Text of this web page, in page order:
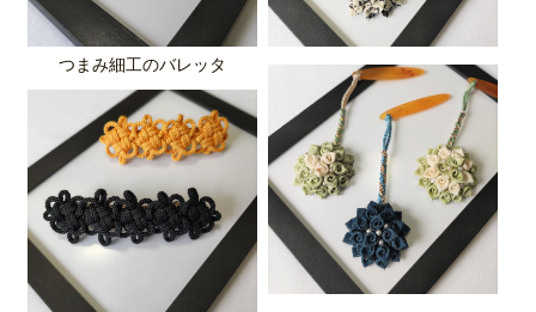
つまみ細工のバレッタ